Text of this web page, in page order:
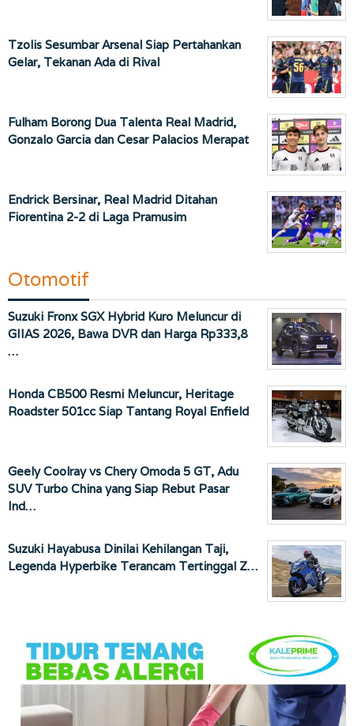
Tzolis Sesumbar Arsenal Siap Pertahankan
Gelar, Tekanan Ada di Rival
Fulham Borong Dua Talenta Real Madrid,
Gonzalo Garcia dan Cesar Palacios Merapat
Endrick Bersinar, Real Madrid Ditahan
Fiorentina 2-2 di Laga Pramusim
Otomotif
Suzuki Fronx SGX Hybrid Kuro Meluncur di
GIIAS 2026, Bawa DVR dan Harga Rp333,8
…
Honda CB500 Resmi Meluncur, Heritage
Roadster 501cc Siap Tantang Royal Enfield
Geely Coolray vs Chery Omoda 5 GT, Adu
SUV Turbo China yang Siap Rebut Pasar
Ind…
Suzuki Hayabusa Dinilai Kehilangan Taji,
Legenda Hyperbike Terancam Tertinggal Z…